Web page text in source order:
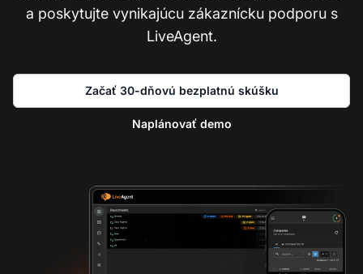
a poskytujte vynikajúcu zákaznícku podporu s
LiveAgent.
Začať 30-dňovú bezplatnú skúšku
Naplánovať demo